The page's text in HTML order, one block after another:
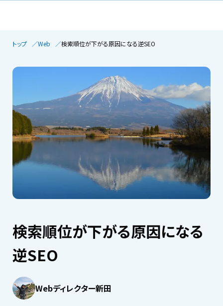
トップ Web 検索順位が下がる原因になる逆SEO
検索順位が下がる原因になる
逆SEO
Webディレクター新田